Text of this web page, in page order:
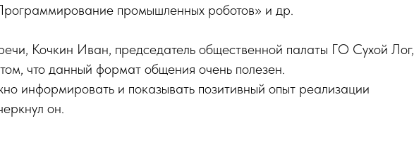
промышленных роботов» и др.
Кочкин Иван, председатель общественной палаты ГО Сухой Лог,
что данный формат общения очень полезен.
информировать и показывать позитивный опыт реализации
он.